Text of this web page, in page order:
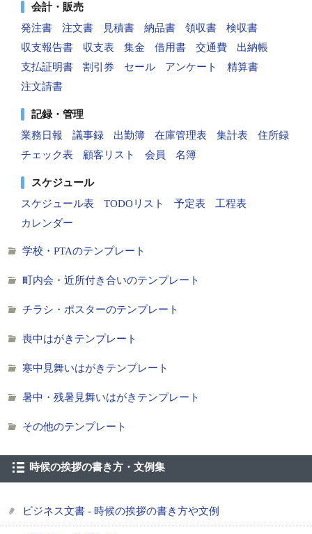
会計・販売
発注書
注文書 見積書 納品書 領収書
検収書
収支報告書
収支表 集金 借用書 交通費
出納帳
支払証明書
割引券 セール アンケート
精算書
注文請書
記録・管理
業務日報
議事録 出勤簿 在庫管理表 集計表
住所録
チェック表
顧客リスト 会員 名簿
スケジュール
スケジュール表
TODOリスト 予定表
工程表
カレンダー
学校・PTAのテンプレート
町内会・近所付き合いのテンプレート
チラシ・ポスターのテンプレート
喪中はがきテンプレート
寒中見舞いはがきテンプレート
暑中・残暑見舞いはがきテンプレート
その他のテンプレート
時候の挨拶の書き方・文例集
ビジネス文書 - 時候の挨拶の書き方や文例